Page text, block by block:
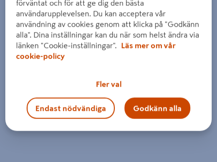
förväntat och för att ge dig den bästa
användarupplevelsen. Du kan acceptera vår
användning av cookies genom att klicka på "Godkänn
alla". Dina inställningar kan du när som helst ändra via
länken "Cookie-inställningar".
Läs mer om vår
cookie-policy
Fler val
Endast nödvändiga Godkänn alla